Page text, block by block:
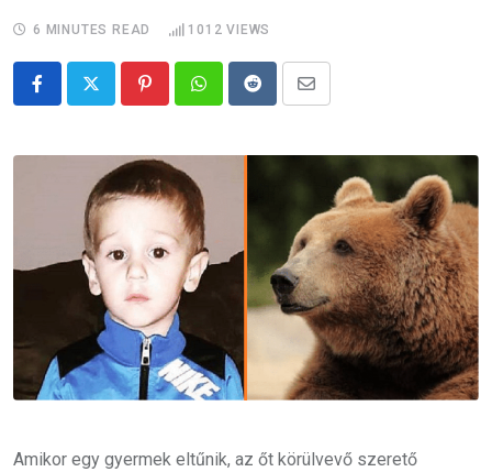
6 MINUTES READ 1012 VIEWS
PinterestWhatsappRedditShare
Email
Amikor egy gyermek eltűnik, az őt körülvevő szerető